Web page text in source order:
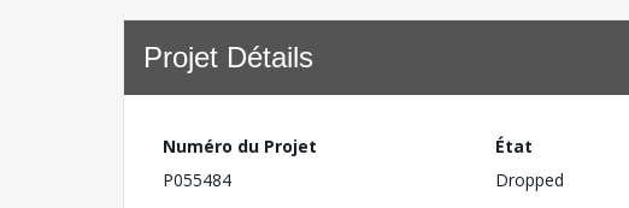
Projet Détails
Numéro du Projet
P055484
État
Dropped